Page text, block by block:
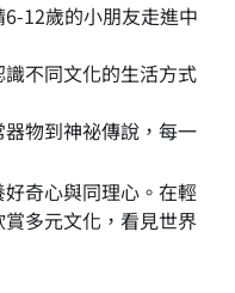
6-12歲的小朋友走進中
不同文化的生活方式
物到神祕傳說，每一
奇心與同理心。在輕
多元文化，看見世界